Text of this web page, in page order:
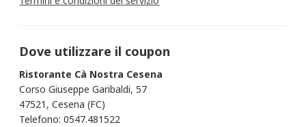
Dove utilizzare il coupon
Ristorante Cà Nostra Cesena
Corso Giuseppe Garibaldi, 57
47521, Cesena (FC)
Telefono: 0547.481522